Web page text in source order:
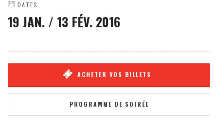
DATES
19 JAN. / 13 FÉV. 2016
ACHETER VOS BILLETS
PROGRAMME DE SOIRÉE